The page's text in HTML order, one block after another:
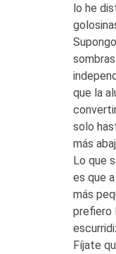
lo he
que la
solo
más
Lo que
es que
más
prefiero
Fíjate